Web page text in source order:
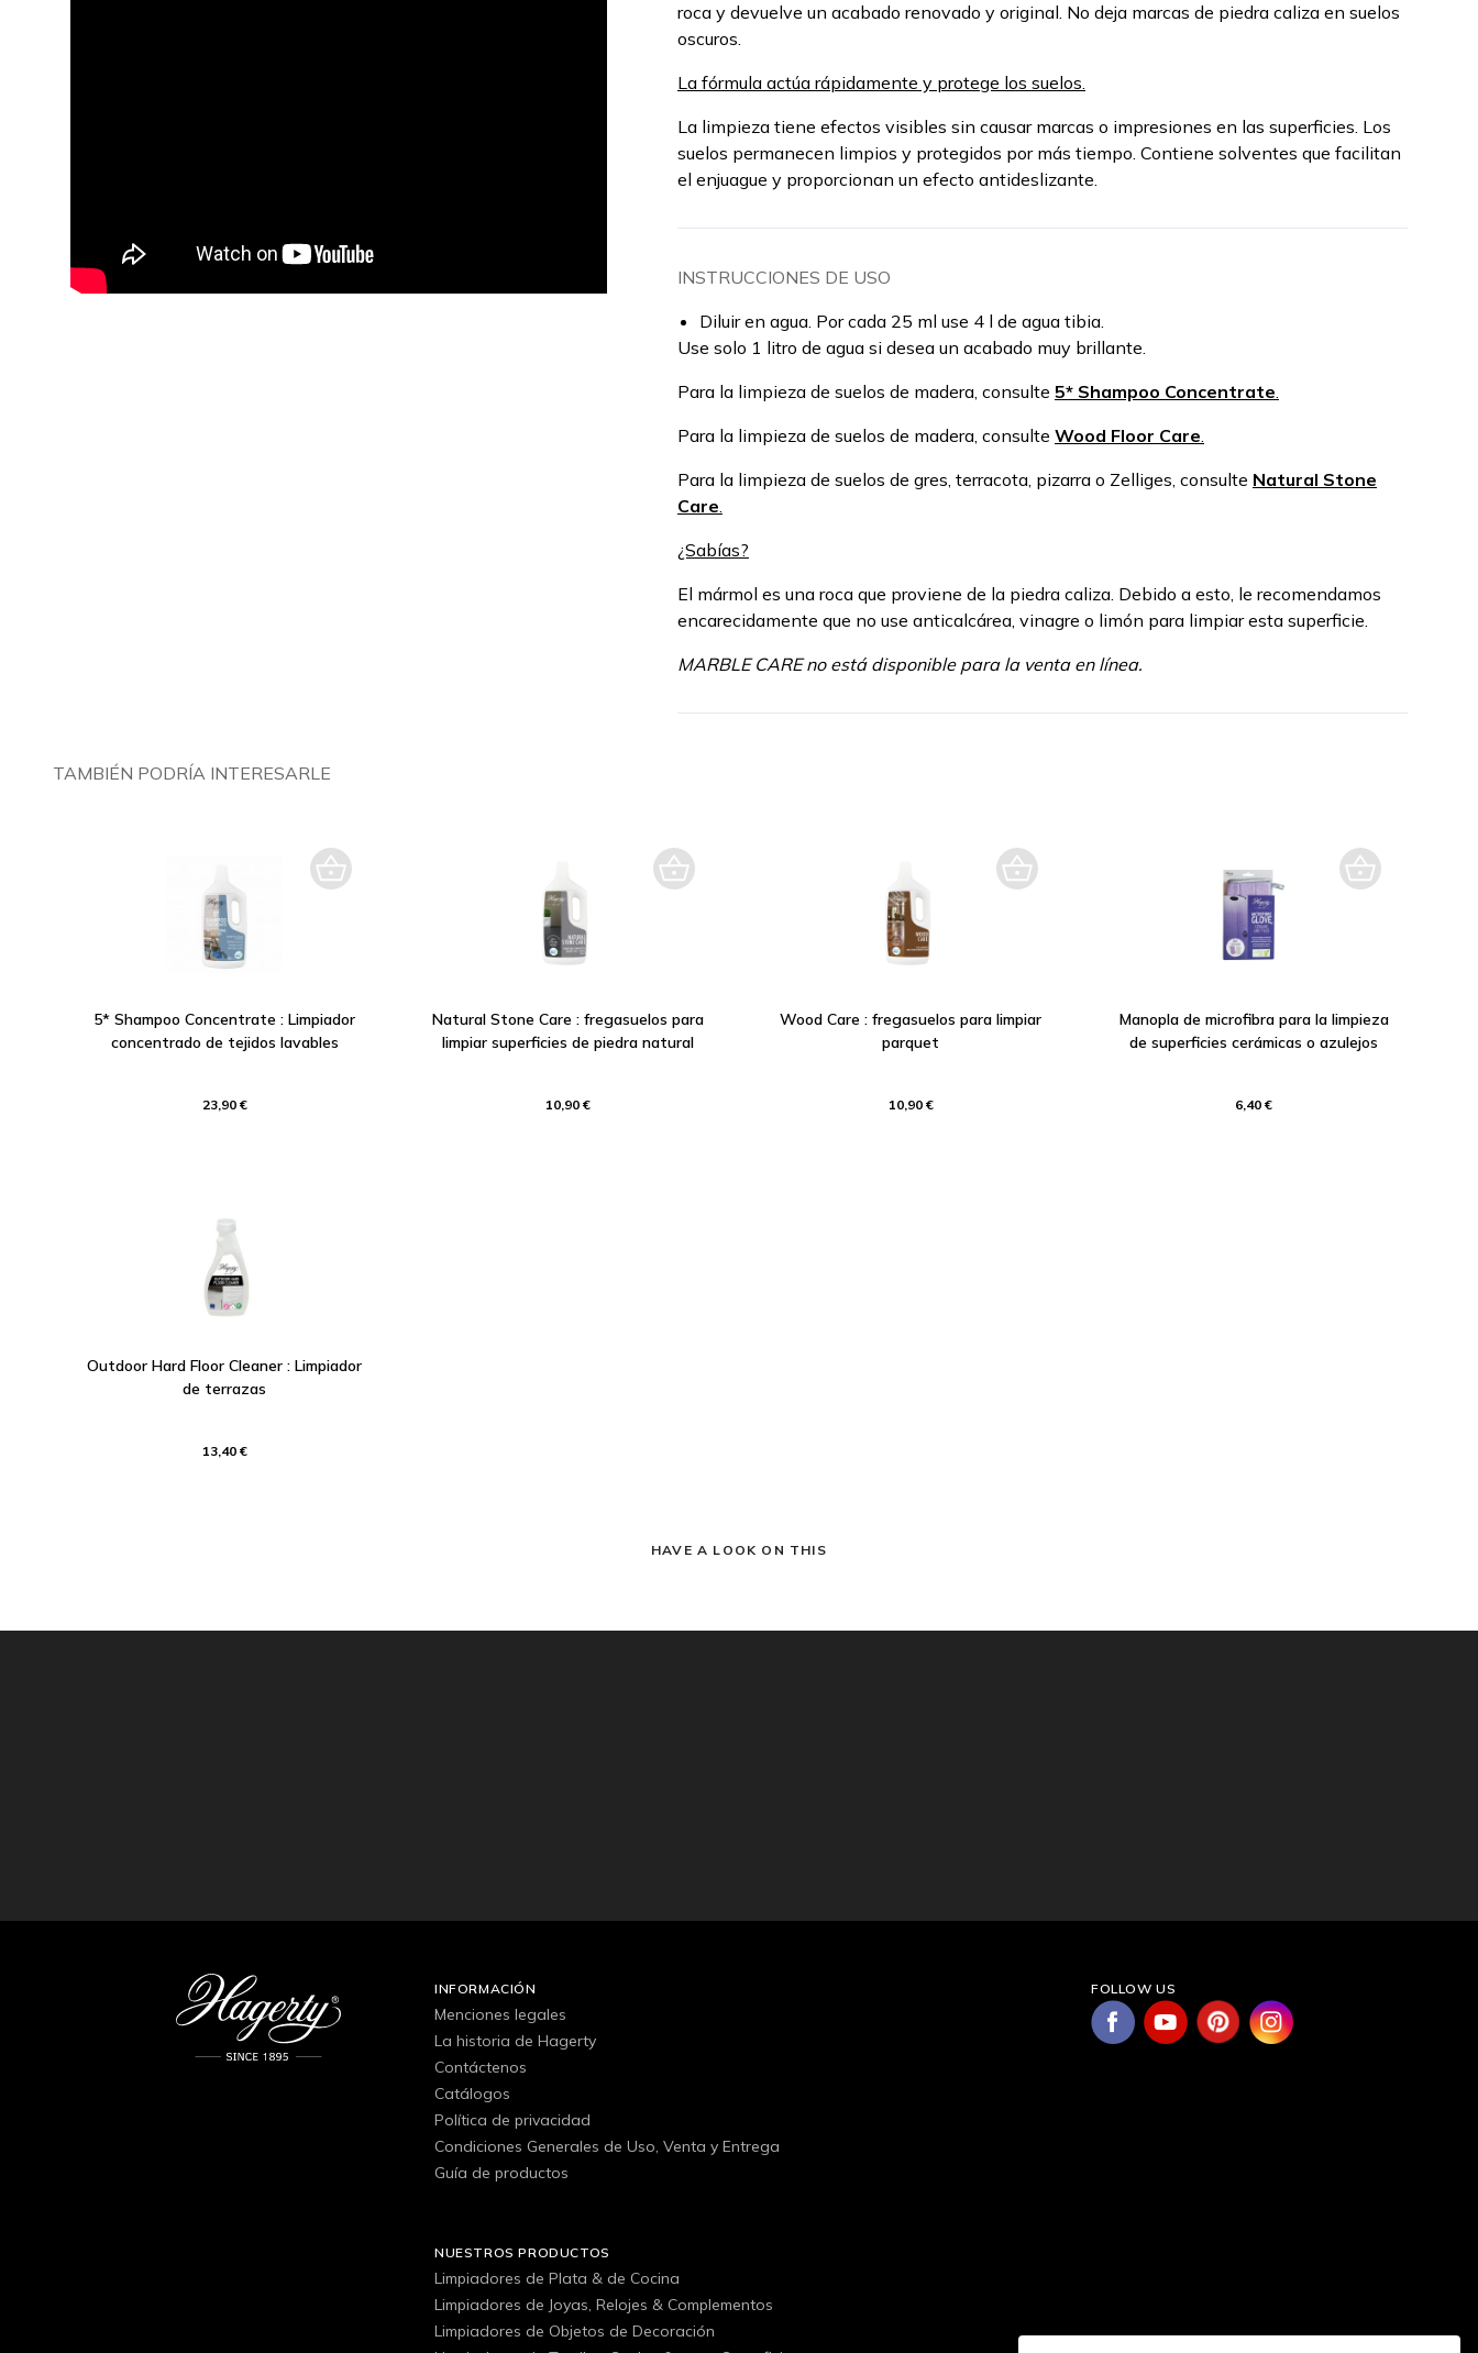
roca y devuelve un acabado renovado y original. No deja marcas de piedra caliza en suelos
oscuros.
La fórmula actúa rápidamente y protege los suelos.
La limpieza tiene efectos visibles sin causar marcas o impresiones en las superficies. Los
suelos permanecen limpios y protegidos por más tiempo. Contiene solventes que facilitan
el enjuague y proporcionan un efecto antideslizante.
INSTRUCCIONES DE USO
Diluir en agua. Por cada 25 ml use 4 l de agua tibia.
Use solo 1 litro de agua si desea un acabado muy brillante.
Para la limpieza de suelos de madera, consulte 5* Shampoo Concentrate.
Para la limpieza de suelos de madera, consulte Wood Floor Care.
Para la limpieza de suelos de gres, terracota, pizarra o Zelliges, consulte Natural Stone
Care.
¿Sabías?
El mármol es una roca que proviene de la piedra caliza. Debido a esto, le recomendamos
encarecidamente que no use anticalcárea, vinagre o limón para limpiar esta superficie.
MARBLE CARE no está disponible para la venta en línea.
TAMBIÉN PODRÍA INTERESARLE
5* Shampoo Concentrate : Limpiador
concentrado de tejidos lavables
23,90 €
Natural Stone Care : fregasuelos para
limpiar superficies de piedra natural
10,90 €
Wood Care : fregasuelos para limpiar
parquet
10,90 €
Manopla de microfibra para la limpieza
de superficies cerámicas o azulejos
6,40 €
Outdoor Hard Floor Cleaner : Limpiador
de terrazas
13,40 €
HAVE A LOOK ON THIS
INFORMACIÓN
Menciones legales
La historia de Hagerty
Contáctenos
Catálogos
Política de privacidad
Condiciones Generales de Uso, Venta y Entrega
Guía de productos
NUESTROS PRODUCTOS
Limpiadores de Plata & de Cocina
Limpiadores de Joyas, Relojes & Complementos
Limpiadores de Objetos de Decoración
FOLLOW US